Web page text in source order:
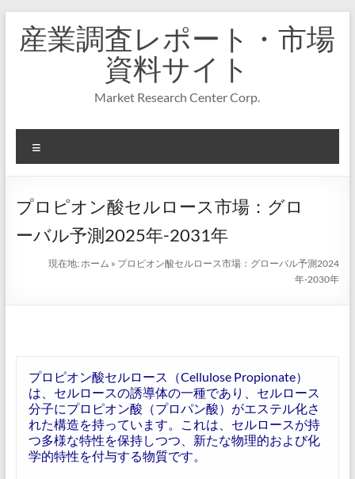
キ
プ
産業調査レポート・市場
資料サイト
Market Research Center Corp.
ニ
ー
プロピオン酸セルロース市場：グロ
ーバル予測2025年-2031年
現在地:ホーム » プロピオン酸セルロース市場：グローバル予測2024
年-2030年
プロピオン酸セルロース（Cellulose Propionate）
は、セルロースの誘導体の一種であり、セルロース
分子にプロピオン酸（プロパン酸）がエステル化さ
れた構造を持っています。これは、セルロースが持
つ多様な特性を保持しつつ、新たな物理的および化
学的特性を付与する物質です。